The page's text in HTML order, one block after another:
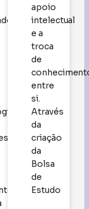
apoio
intelectual
e a
troca
de
entre
si.
Através
da
criação
da
Bolsa
de
Estudo